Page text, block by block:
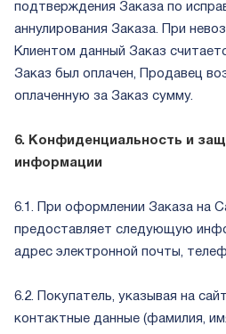
подтверждения Заказа по
аннулирования Заказа. При
Клиентом данный Заказ
Заказ был оплачен, Продавец
оплаченную за Заказ сумму.
6. Конфиденциальность и
информации
6.1. При оформлении Заказа на
предоставляет следующую
адрес электронной почты,
6.2. Покупатель, указывая на
контактные данные (фамилия,